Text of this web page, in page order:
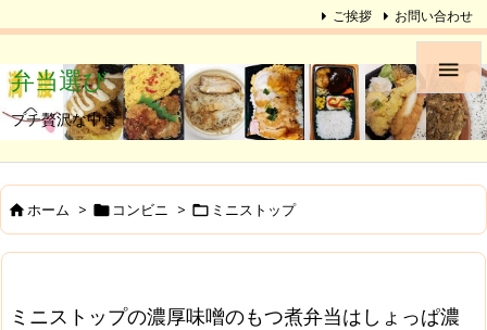

ご挨拶 お問い合わせ
弁当選び
プチ贅沢な中食
ホーム >  コンビニ >  ミニストップ
ミニストップの濃厚味噌のもつ煮弁当はしょっぱ濃